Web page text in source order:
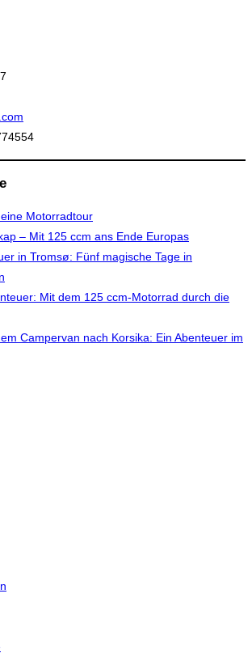
Motorradtour
– Mit 125 ccm ans Ende Europas
in Tromsø: Fünf magische Tage in
Mit dem 125 ccm-Motorrad durch die
Campervan nach Korsika: Ein Abenteuer im